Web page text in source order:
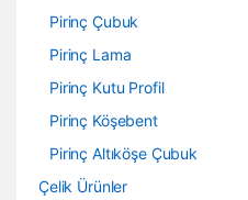
Pirinç Çubuk
Pirinç Lama
Pirinç Kutu Profil
Pirinç Köşebent
Pirinç Altıköşe Çubuk
Çelik Ürünler